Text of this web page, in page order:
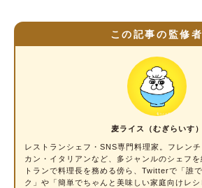
この記事の監修者
麦ライス（むぎらいす）
レストランシェフ・SNS専門料理家
。フレン
カン・イタリアンなど、多ジャンルのシェフ
トランで料理長を務める傍ら、Twitterで「誰
ク」や「簡単でちゃんと美味しい家庭向けレ